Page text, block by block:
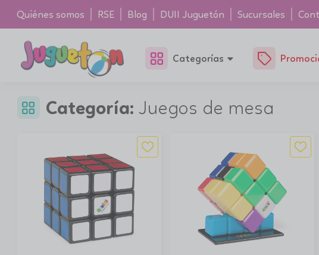
Quiénes somos RSE Blog DUII Juguetón Sucursales
Categorías
Categoría: Juegos de mesa